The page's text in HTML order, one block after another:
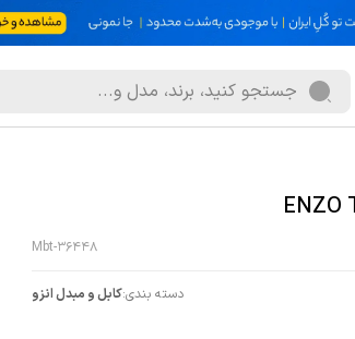
Mbt-36448
دسته بندی:کابل و مبدل انزو